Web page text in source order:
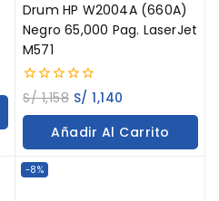
Drum HP W2004A (660A)
Negro 65,000 Pag. LaserJet
M571
0
out
of
S/1,158 S/ 1,140
Añadir Al Carrito
-8%